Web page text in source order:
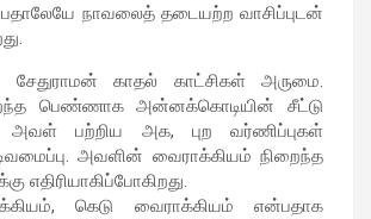
நாவலைத் தடையற்ற வாசிப்புடன்
காதல் காட்சிகள் அருமை.
பெண்ணாக அன்னக்கொடியின் சீட்டு
அவள் பற்றிய அக, புற வர்ணிப்புகள்
அவளின் வைராக்கியம் நிறைந்த
எதிரியாகிப்போகிறது.
கெடு வைராக்கியம் என்பதாக